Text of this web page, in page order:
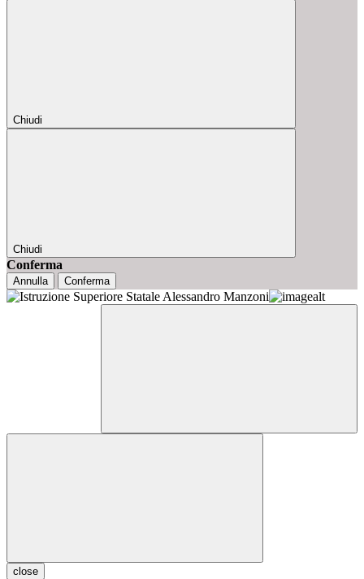
Chiudi
Chiudi
Conferma
Annulla Conferma
close